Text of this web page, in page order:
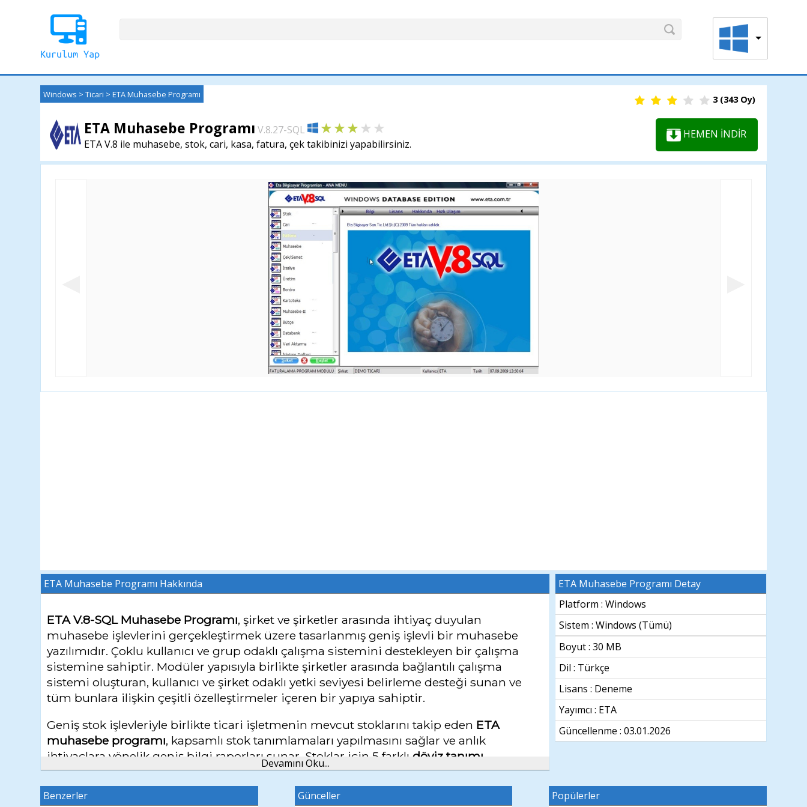
Windows >Ticari >ETA Muhasebe Programı 3(343Oy)
ETA Muhasebe Programı V.8.27-SQL
ETA V.8 ile muhasebe, stok, cari, kasa, fatura, çek takibinizi yapabilirsiniz.
HEMEN İNDİR
ETA Muhasebe Programı Hakkında
ETA V.8-SQL Muhasebe Programı, şirket ve şirketler arasında ihtiyaç duyulan
muhasebe işlevlerini gerçekleştirmek üzere tasarlanmış geniş işlevli bir muhasebe
yazılımıdır. Çoklu kullanıcı ve grup odaklı çalışma sistemini destekleyen bir çalışma
sistemine sahiptir. Modüler yapısıyla birlikte şirketler arasında bağlantılı çalışma
sistemi oluşturan, kullanıcı ve şirket odaklı yetki seviyesi belirleme desteği sunan ve
tüm bunlara ilişkin çeşitli özelleştirmeler içeren bir yapıya sahiptir.
Geniş stok işlevleriyle birlikte ticari işletmenin mevcut stoklarını takip eden ETA
muhasebe programı, kapsamlı stok tanımlamaları yapılmasını sağlar ve anlık
ihtiyaçlara yönelik geniş bilgi raporları sunar. Stoklar için 5 farklıdöviz tanımı
yapılabilirken, stok kartına özel resimler eklenmesi mümkündür.
Cari sisteme birden fazla tedarikçi ve müşteri hesabı tüm detaylarıyla birlikte
Devamını Oku...
ETA Muhasebe Programı Detay
Platform : Windows
Sistem :Windows (Tümü)
Boyut : 30 MB
Dil : Türkçe
Lisans : Deneme
Yayımcı : ETA
Güncellenme :03.01.2026
Benzerler
Günceller
Popülerler